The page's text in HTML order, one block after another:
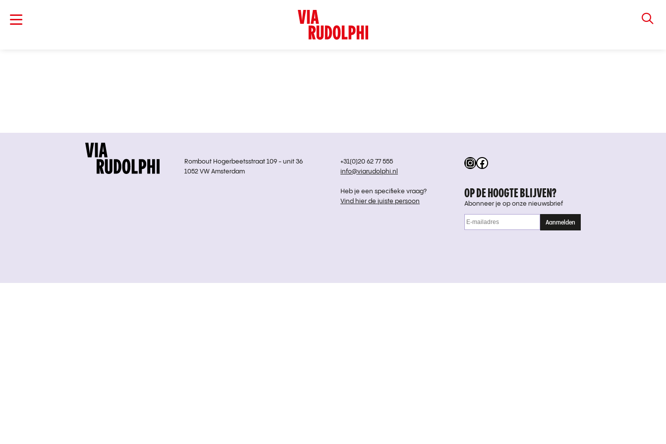
Instagram
Facebook
Rombout Hogerbeetsstraat 109 - unit 36
1052 VW Amsterdam
+31(0)20 62 77 555
info@viarudolphi.nl
Heb je een specifieke vraag?
Vind hier de juiste persoon
OP DE HOOGTE BLIJVEN?
Abonneer je op onze nieuwsbrief